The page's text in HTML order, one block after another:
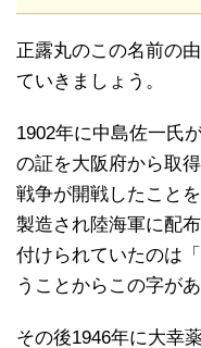
正露丸のこの名前の
ていきましょう。
1902年に中島佐一氏
の証を大阪府から取
戦争が開戦したこと
製造され陸海軍に配
付けられていたのは
うことからこの字が
その後1946年に大幸